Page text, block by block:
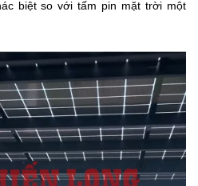
biệt so với tấm pin mặt trời một